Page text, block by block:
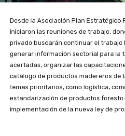
Desde la Asociación Plan Estratégico
iniciaron las reuniones de trabajo,
privado buscarán continuar el trabajo
generar información sectorial para la
acertadas, organizar las
catálogo de productos madereros de
temas prioritarios, como logística,
estandarización de productos
implementación de la nueva ley de